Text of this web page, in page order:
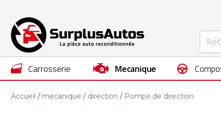
carrosserie mecanique
Accueil mecanique direction Pompe de direction